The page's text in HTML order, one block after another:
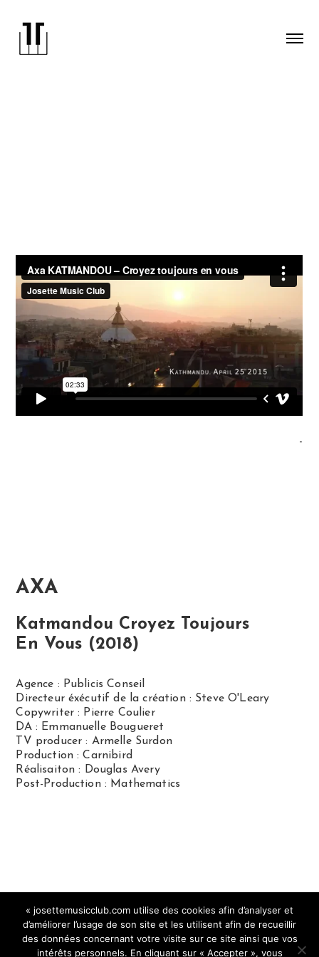
-
AXA
Katmandou Croyez Toujours
En Vous (2018)
Agence : Publicis Conseil
Directeur éxécutif de la création : Steve O'Leary
Copywriter : Pierre Coulier
DA : Emmanuelle Bougueret
TV producer : Armelle Surdon
Production : Carnibird
Réalisaiton : Douglas Avery
Post-Production : Mathematics
« josettemusicclub.com utilise des cookies afin d’analyser et
d’améliorer l’usage de son site et les utilisent afin de recueillir
des données concernant votre visite sur ce site ainsi que vos
intérêts personnels. En cliquant sur « Accepter », vous